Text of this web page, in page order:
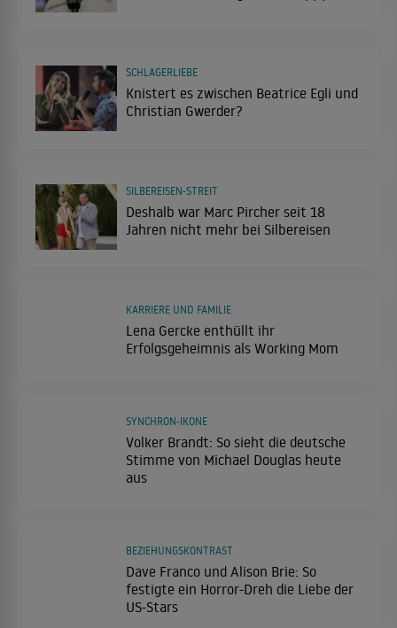
Knistert es zwischen Beatrice Egli und
Christian Gwerder?
SCHLAGERLIEBE
Deshalb war Marc Pircher seit 18
Jahren nicht mehr bei Silbereisen
SILBEREISEN-STREIT
Lena Gercke enthüllt ihr
Erfolgsgeheimnis als Working Mom
KARRIERE UND FAMILIE
Volker Brandt: So sieht die deutsche
Stimme von Michael Douglas heute
aus
SYNCHRON-IKONE
Dave Franco und Alison Brie: So
festigte ein Horror-Dreh die Liebe der
US-Stars
BEZIEHUNGSKONTRAST